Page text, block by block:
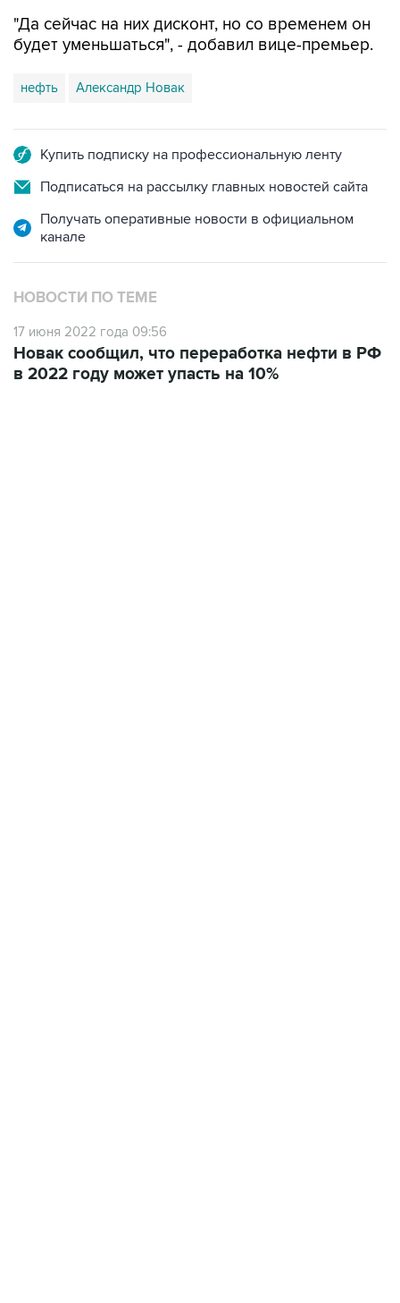
"Да сейчас на них дисконт, но со временем он
будет уменьшаться", - добавил вице-премьер.
нефть Александр Новак
Купить подписку на профессиональную ленту
Подписаться на рассылку главных новостей сайта
Получать оперативные новости в официальном
канале
НОВОСТИ ПО ТЕМЕ
17 июня 2022 года 09:56
Новак сообщил, что переработка нефти в РФ
в 2022 году может упасть на 10%